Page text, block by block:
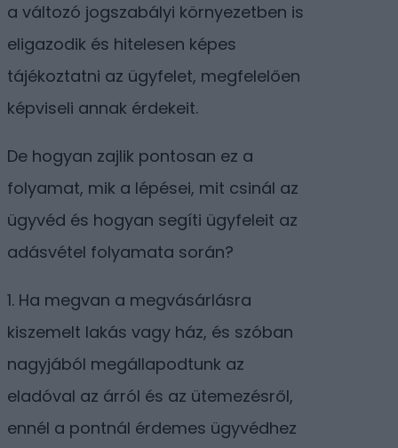
a változó jogszabályi környezetben is
eligazodik és hitelesen képes
tájékoztatni az ügyfelet, megfelelően
képviseli annak érdekeit.
De hogyan zajlik pontosan ez a
folyamat, mik a lépései, mit csinál az
ügyvéd és hogyan segíti ügyfeleit az
adásvétel folyamata során?
1. Ha megvan a megvásárlásra
kiszemelt lakás vagy ház, és szóban
nagyjából megállapodtunk az
eladóval az árról és az ütemezésről,
ennél a pontnál érdemes ügyvédhez